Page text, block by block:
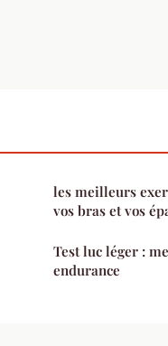
les meilleurs
vos bras et vos
Test luc léger :
endurance